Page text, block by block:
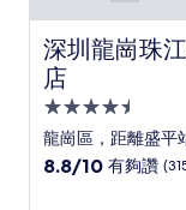
深圳龍崗珠
店
深圳龍崗珠江皇
4.5
星
級
龍崗區，距離盛平
8.8
8.8/10 有夠讚